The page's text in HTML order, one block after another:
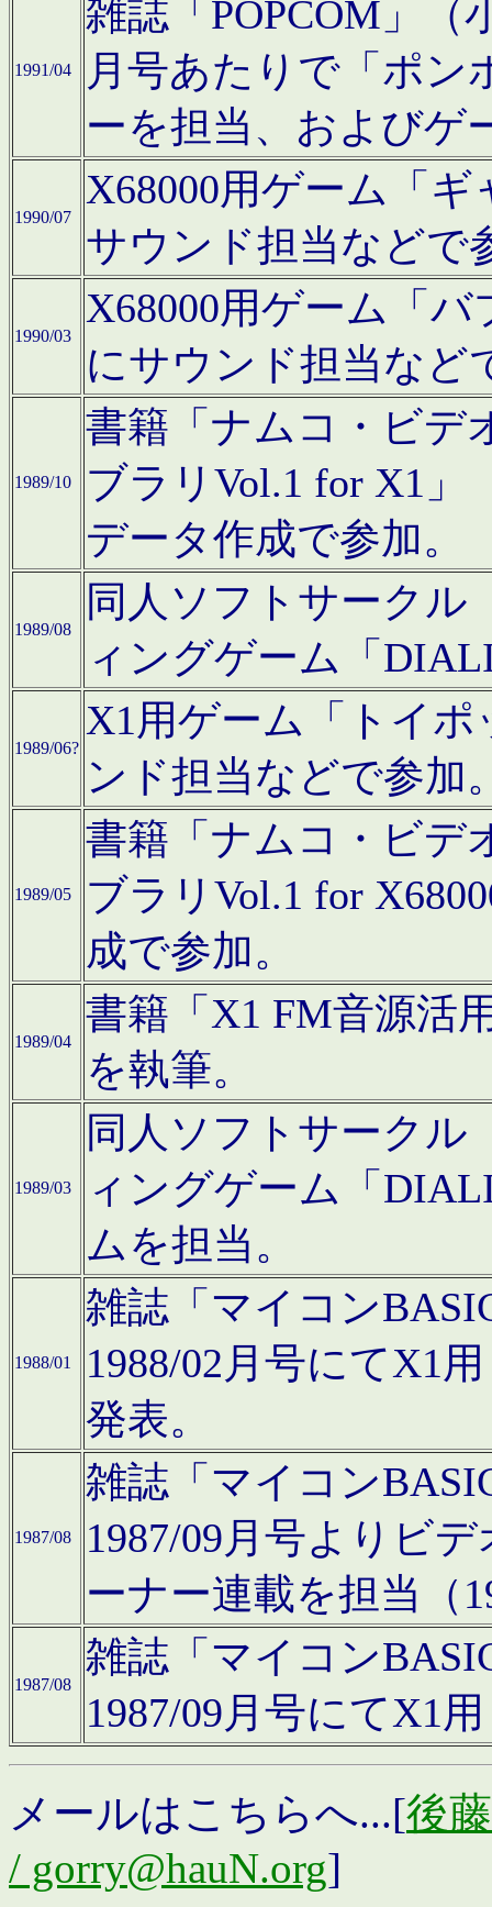
1991/04
雑誌「POPCOM」（
月号あたりで「ポン
ーを担当、およびゲ
1990/07
X68000用ゲーム「
サウンド担当などで
1990/03
X68000用ゲーム「
にサウンド担当など
1989/10
書籍「ナムコ・ビデ
ブラリVol.1 for X1」
データ作成で参加。
1989/08
同人ソフトサークル
ィングゲーム「
1989/06?
X1用ゲーム「トイ
ンド担当などで参加
1989/05
書籍「ナムコ・ビデ
ブラリVol.1 for
成で参加。
1989/04
書籍「X1 FM音源活
を執筆。
1989/03
同人ソフトサークル
ィングゲーム「
ムを担当。
1988/01
雑誌「マイコン
1988/02月号にてX1
発表。
1987/08
雑誌「マイコン
1987/09月号よりビ
ーナー連載を担当（
1987/08
雑誌「マイコン
1987/09月号にてX1
メールはこちらへ...[後
/ gorry@hauN.org]